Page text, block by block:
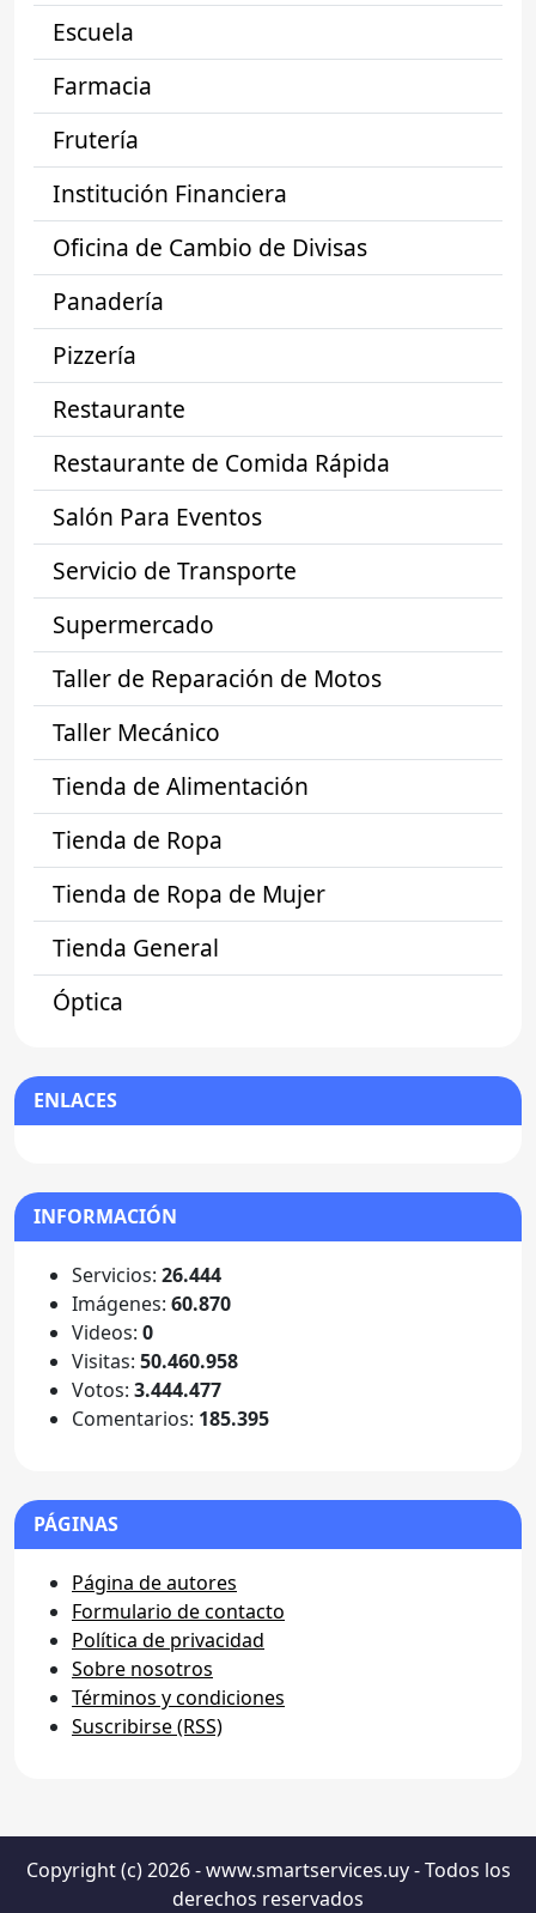
Escuela
Farmacia
Frutería
Institución Financiera
Oficina de Cambio de Divisas
Panadería
Pizzería
Restaurante
Restaurante de Comida Rápida
Salón Para Eventos
Servicio de Transporte
Supermercado
Taller de Reparación de Motos
Taller Mecánico
Tienda de Alimentación
Tienda de Ropa
Tienda de Ropa de Mujer
Tienda General
Óptica
ENLACES
INFORMACIÓN
Servicios: 26.444
Imágenes: 60.870
Videos: 0
Visitas: 50.460.958
Votos: 3.444.477
Comentarios: 185.395
PÁGINAS
Página de autores
Formulario de contacto
Política de privacidad
Sobre nosotros
Términos y condiciones
Suscribirse (RSS)
Copyright (c) 2026 - www.smartservices.uy - Todos los
derechos reservados